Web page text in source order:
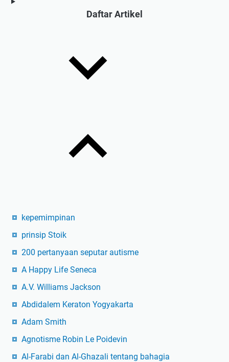
Daftar Artikel
kepemimpinan
prinsip Stoik
200 pertanyaan seputar autisme
A Happy Life Seneca
A.V. Williams Jackson
Abdidalem Keraton Yogyakarta
Adam Smith
Agnotisme Robin Le Poidevin
Al-Farabi dan Al-Ghazali tentang bahagia